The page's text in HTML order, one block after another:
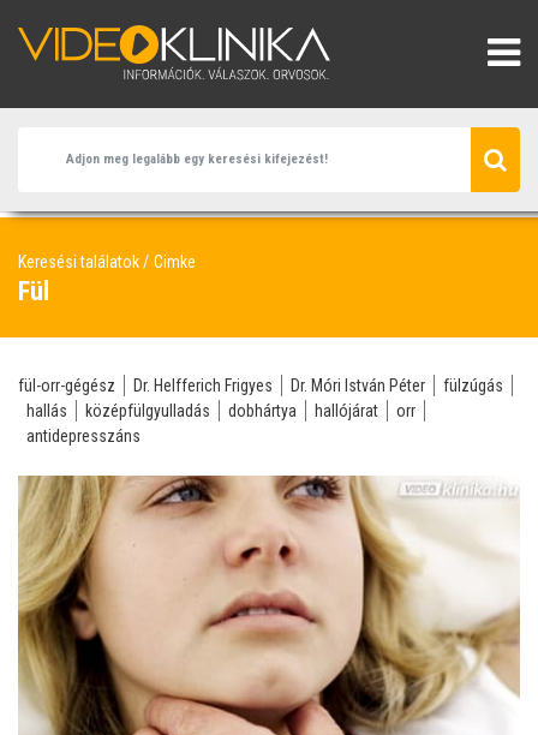
Keresési találatok Cimke
Fül
fül-orr-gégész Dr. Helfferich Frigyes Dr. Móri István Péter
fülzúgás
hallás
középfülgyulladás dobhártya hallójárat
orr
antidepresszáns